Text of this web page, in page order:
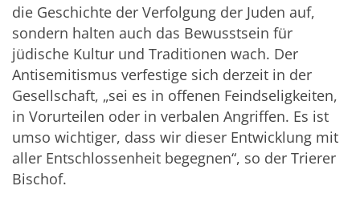
die Geschichte der Verfolgung der Juden auf,
sondern halten auch das Bewusstsein für
jüdische Kultur und Traditionen wach. Der
Antisemitismus verfestige sich derzeit in der
Gesellschaft, „sei es in offenen Feindseligkeiten,
in Vorurteilen oder in verbalen Angriffen. Es ist
umso wichtiger, dass wir dieser Entwicklung mit
aller Entschlossenheit begegnen“, so der Trierer
Bischof.